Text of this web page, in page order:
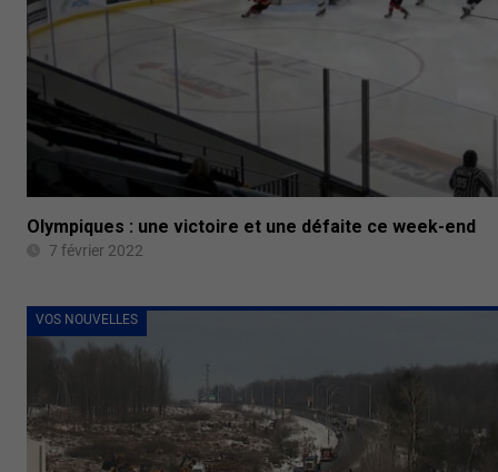
Olympiques : une victoire et une défaite ce week-end
7 février 2022
VOS NOUVELLES